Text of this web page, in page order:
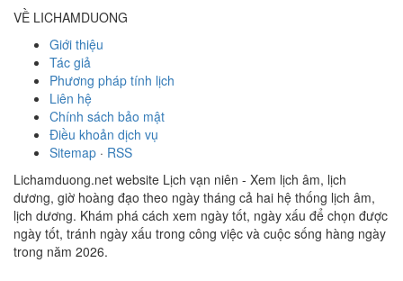
VỀ LICHAMDUONG
Giới thiệu
Tác giả
Phương pháp tính lịch
Liên hệ
Chính sách bảo mật
Điều khoản dịch vụ
Sitemap · RSS
Lichamduong.net website Lịch vạn niên - Xem lịch âm, lịch
dương, giờ hoàng đạo theo ngày tháng cả hai hệ thống lịch âm,
lịch dương. Khám phá cách xem ngày tốt, ngày xấu để chọn được
ngày tốt, tránh ngày xấu trong công việc và cuộc sống hàng ngày
trong năm 2026.